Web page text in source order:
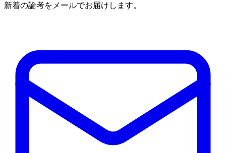
新着の論考をメールでお届けします。